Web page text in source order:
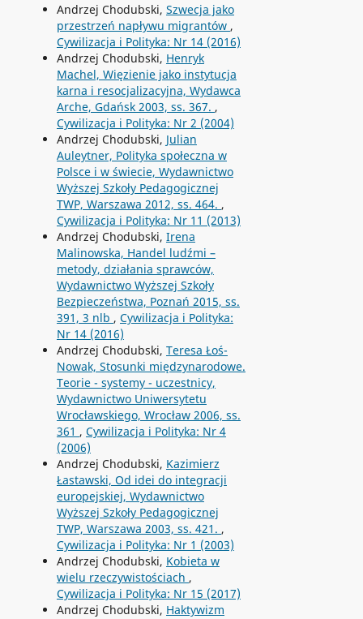
Andrzej Chodubski, Szwecja jako
przestrzeń napływu migrantów ,
Cywilizacja i Polityka: Nr 14 (2016)
Andrzej Chodubski, Henryk
Machel, Więzienie jako instytucja
karna i resocjalizacyjna, Wydawca
Arche, Gdańsk 2003, ss. 367. ,
Cywilizacja i Polityka: Nr 2 (2004)
Andrzej Chodubski, Julian
Auleytner, Polityka społeczna w
Polsce i w świecie, Wydawnictwo
Wyższej Szkoły Pedagogicznej
TWP, Warszawa 2012, ss. 464. ,
Cywilizacja i Polityka: Nr 11 (2013)
Andrzej Chodubski, Irena
Malinowska, Handel ludźmi –
metody, działania sprawców,
Wydawnictwo Wyższej Szkoły
Bezpieczeństwa, Poznań 2015, ss.
391, 3 nlb , Cywilizacja i Polityka:
Nr 14 (2016)
Andrzej Chodubski, Teresa Łoś-
Nowak, Stosunki międzynarodowe.
Teorie - systemy - uczestnicy,
Wydawnictwo Uniwersytetu
Wrocławskiego, Wrocław 2006, ss.
361 , Cywilizacja i Polityka: Nr 4
(2006)
Andrzej Chodubski, Kazimierz
Łastawski, Od idei do integracji
europejskiej, Wydawnictwo
Wyższej Szkoły Pedagogicznej
TWP, Warszawa 2003, ss. 421. ,
Cywilizacja i Polityka: Nr 1 (2003)
Andrzej Chodubski, Kobieta w
wielu rzeczywistościach ,
Cywilizacja i Polityka: Nr 15 (2017)
Andrzej Chodubski, Haktywizm